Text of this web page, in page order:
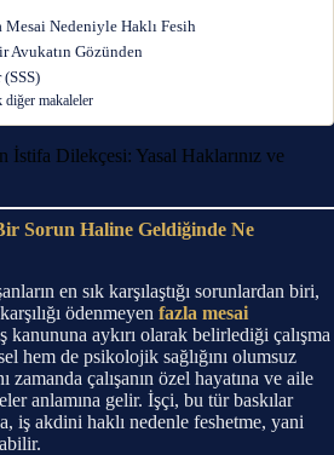
Nedeniyle Haklı Fesih
Avukatın Gözünden
diğer makaleler
İstifa Dilekçesi: Yasal Haklarınız ve
Sorun Haline Geldiğinde Ne
en sık karşılaştığı sorunlardan biri,
ödenmeyen fazla mesai
kanununa aykırı olarak belirlediği çalışma
hem de psikolojik sağlığını olumsuz
çalışanın özel hayatına ve aile
anlamına gelir. İşçi, bu tür baskılar
iş akdini haklı nedenle feshetme, yani